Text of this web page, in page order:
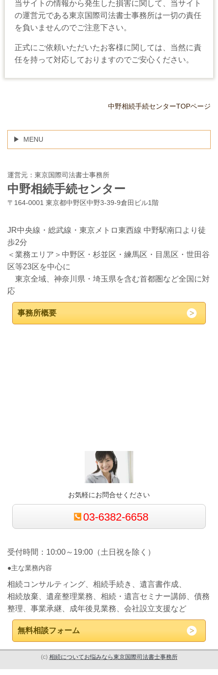
当サイトの情報から発生した損害に関して、当サイト
の運営元である東京国際司法書士事務所は一切の責任
を負いませんのでご注意下さい。
正式にご依頼いただいたお客様に関しては、当然に責
任を持って対応しておりますのでご安心ください。
中野相続手続センターTOPページ
MENU
運営元：東京国際司法書士事務所
中野相続手続センター
〒164-0001 東京都中野区中野3-39-9倉田ビル1階
JR中央線・総武線・東京メトロ東西線 中野駅南口より徒
歩2分
＜業務エリア＞中野区・杉並区・練馬区・目黒区・世田谷
区等23区を中心に
東京全域、神奈川県・埼玉県を含む首都圏など全国に対
応
事務所概要
お気軽にお問合せください
03-6382-6658
受付時間：10:00～19:00（土日祝を除く）
●主な業務内容
相続コンサルティング、相続手続き、遺言書作成、
相続放棄、遺産整理業務、相続・遺言セミナー講師、債務
整理、事業承継、成年後見業務、会社設立支援など
無料相談フォーム
(c) 相続についてお悩みなら東京国際司法書士事務所